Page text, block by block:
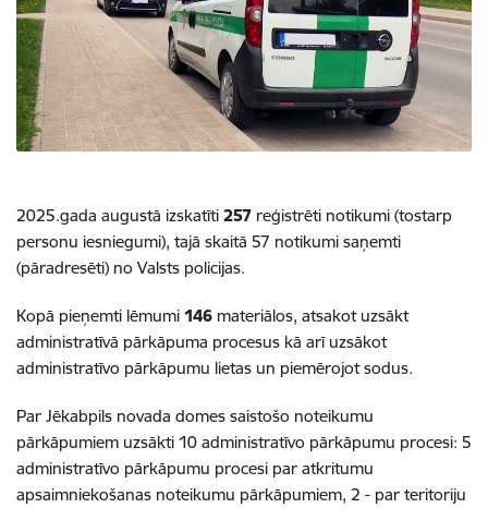
2025.gada augustā izskatīti 257 reģistrēti notikumi (tostarp
personu iesniegumi), tajā skaitā 57 notikumi saņemti
(pāradresēti) no Valsts policijas.
Kopā pieņemti lēmumi 146 materiālos, atsakot uzsākt
administratīvā pārkāpuma procesus kā arī uzsākot
administratīvo pārkāpumu lietas un piemērojot sodus.
Par Jēkabpils novada domes saistošo noteikumu
pārkāpumiem uzsākti 10 administratīvo pārkāpumu procesi: 5
administratīvo pārkāpumu procesi par atkritumu
apsaimniekošanas noteikumu pārkāpumiem, 2 - par teritoriju